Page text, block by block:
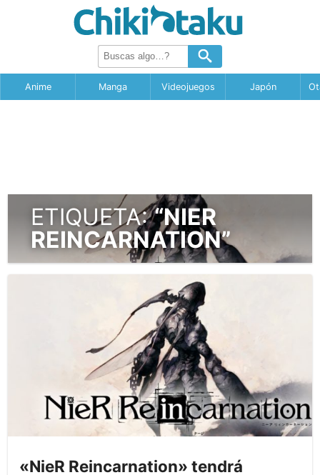
Anime Manga Videojuegos Japón
ETIQUETA:“NIER
REINCARNATION”
«NieR Reincarnation» tendrá